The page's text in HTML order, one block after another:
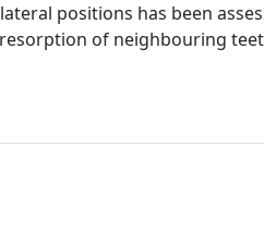
positions has been
of neighbouring